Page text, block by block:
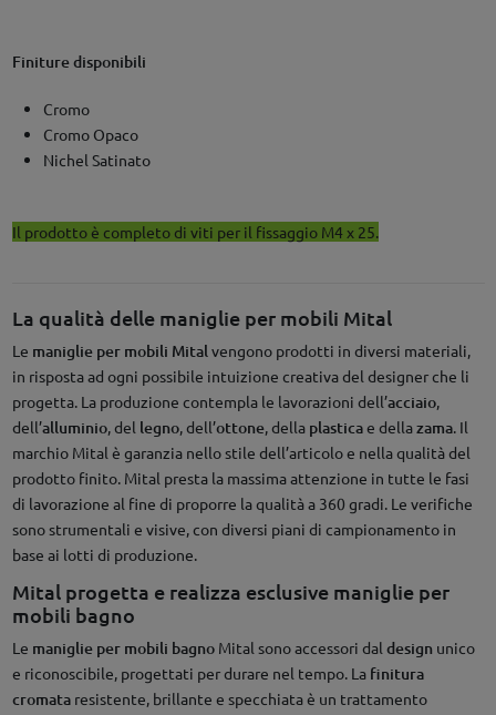
Finiture disponibili
Cromo
Cromo Opaco
Nichel Satinato
Il prodotto è completo di viti per il fissaggio M4 x 25.
La qualità delle maniglie per mobili Mital
Le maniglie per mobili Mitalvengono prodotti in diversi materiali,
in risposta ad ogni possibile intuizione creativa del designer che li
progetta. La produzione contempla le lavorazioni dell’acciaio,
dell’alluminio, del legno, dell’ottone, della plasticae dellazama. Il
marchio Mital è garanzia nello stile dell’articolo e nella qualità del
prodotto finito. Mital presta la massima attenzione in tutte le fasi
di lavorazione al fine di proporre la qualità a 360 gradi. Le verifiche
sono strumentali e visive, con diversi piani di campionamento in
base ai lotti di produzione.
Mital progetta e realizza esclusive maniglie per
mobili bagno
Le maniglie per mobili bagno Mital sono accessori dal design unico
e riconoscibile, progettati per durare nel tempo. La finitura
cromataresistente, brillante e specchiata è un trattamento